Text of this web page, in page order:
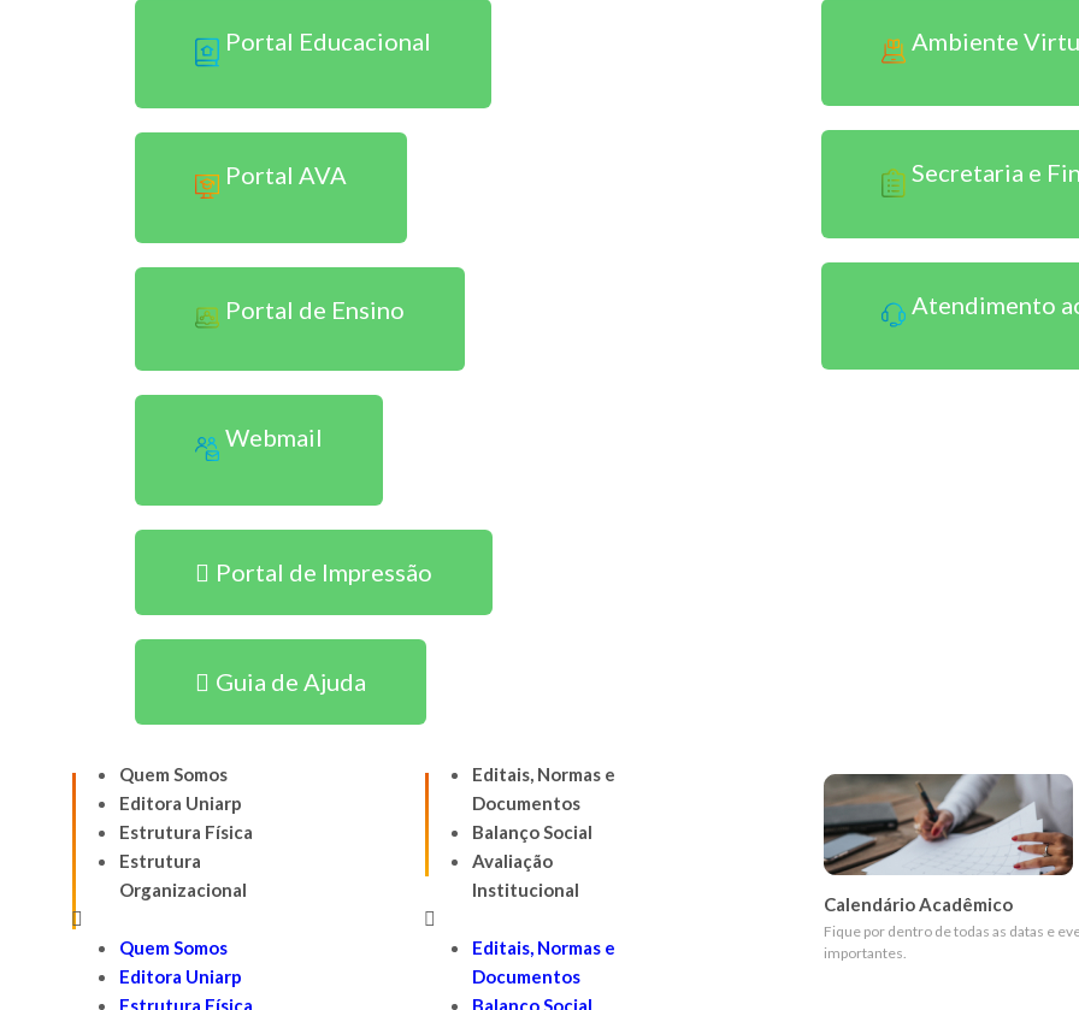
Portal Educacional
Portal AVA
Portal de Ensino
Webmail
Portal de Impressão
Guia de Ajuda
Ambiente
Secretaria e
Atendimento
Quem Somos
Editora Uniarp
Estrutura Física
Estrutura
Organizacional
Quem Somos
Editora Uniarp
Estrutura Física
Editais, Normas e
Documentos
Balanço Social
Avaliação
Institucional
Editais, Normas e
Documentos
Balanço Social
Calendário Acadêmico
Fique por dentro de todas as datas e
importantes.